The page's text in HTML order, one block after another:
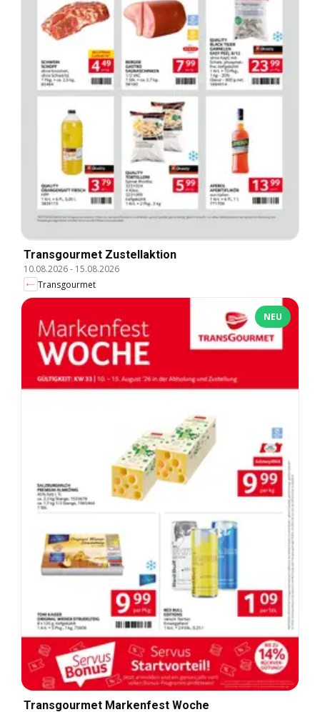
Transgourmet Zustellaktion
10.08.2026- 15.08.2026
Transgourmet
NEU
Transgourmet Markenfest Woche